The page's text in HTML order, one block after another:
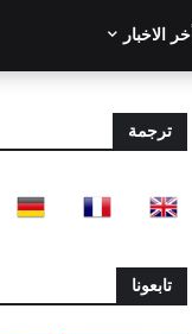
أخر الاخبار
ترجمة
تابعونا